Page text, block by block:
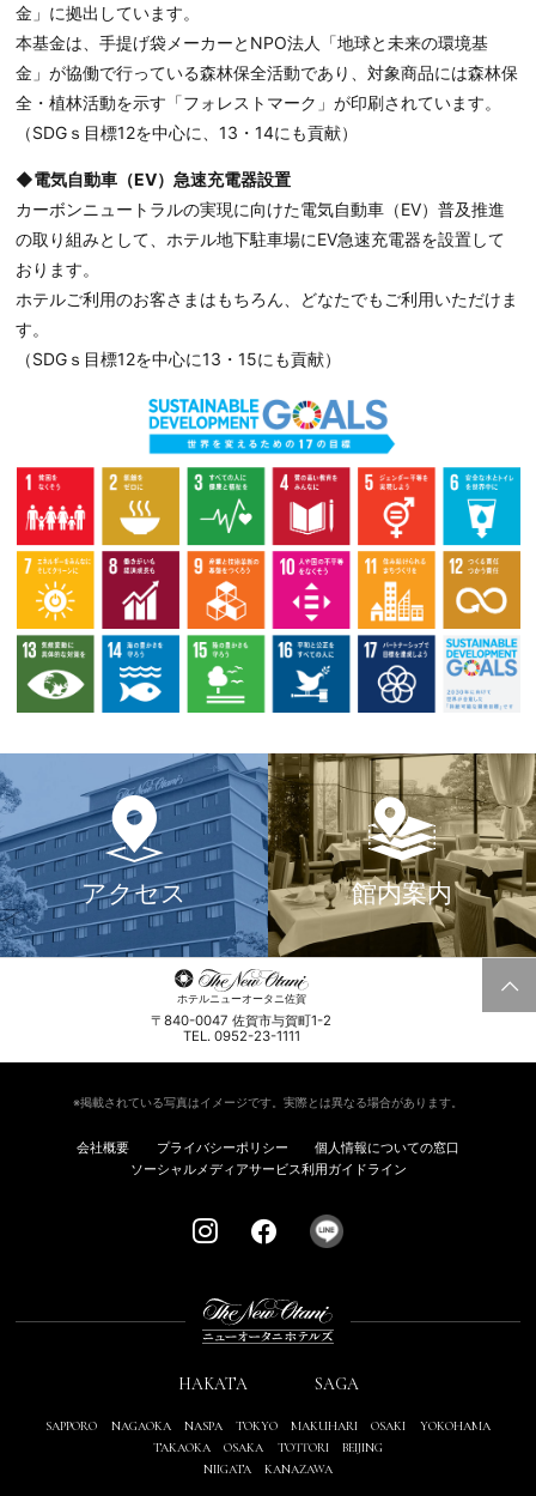
金」に拠出しています。
本基金は、手提げ袋メーカーとNPO法人「地球と未来の環境基
金」が協働で行っている森林保全活動であり、対象商品には森林保
全・植林活動を示す「フォレストマーク」が印刷されています。
（SDGｓ目標12を中心に、13・14にも貢献）
◆電気自動車（EV）急速充電器設置
カーボンニュートラルの実現に向けた電気自動車（EV）普及推進
の取り組みとして、ホテル地下駐車場にEV急速充電器を設置して
おります。
ホテルご利用のお客さまはもちろん、どなたでもご利用いただけま
す。
（SDGｓ目標12を中心に13・15にも貢献）
アクセス 館内案内
ホテルニューオータニ佐賀
〒840-0047 佐賀市与賀町1-2
TEL. 0952-23-1111
※掲載されている写真はイメージです。実際とは異なる場合があります。
会社概要 プライバシーポリシー
個人情報についての窓口
ソーシャルメディアサービス利用ガイドライン
HAKATA SAGA
SAPPORO NAGAOKA NASPA TOKYO MAKUHARI OSAKI
YOKOHAMA
TAKAOKA
OSAKA TOTTORI
BEIJING
NIIGATA
KANAZAWA